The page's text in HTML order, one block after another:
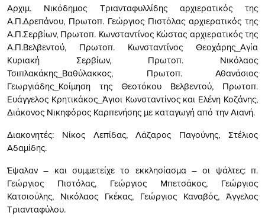
Αρχιμ. Νικόδημος Τριανταφυλλίδης αρχιερατικός της
Α.Π.Δρεπάνου, Πρωτοπ. Γεώργιος Πιστόλας αρχιερατικός της
Α.Π.Σερβίων, Πρωτοπ. Κωνσταντίνος Κώστας αρχιερατικός της
Α.Π.Βελβεντού, Πρωτοπ. Κωνσταντίνος Θεοχάρης_Αγία
Κυριακή Σερβίων, Πρωτοπ. Νικόλαος
Τσιπλακάκης_Βαθύλακκος, Πρωτοπ. Αθανάσιος
Γεωργιάδης_Κοίμηση της Θεοτόκου Βελβεντού, Πρωτοπ.
Ευάγγελος Κρητικάκος_Άγιοι Κωνσταντίνος και Ελένη Κοζάνης,
Διάκονος Νικηφόρος Καρπενήσης με καταγωγή από την Αιανή.
Διακονητές: Νίκος Λεπίδας, Λάζαρος Παγούνης, Στέλιος
Αδαμίδης.
Έψαλαν – και συμμετείχε το εκκλησίασμα – οι ψάλτες: π.
Γεώργιος Πιστόλας, Γεώργιος Μπετσάκος, Γεώργιος
Κατσιούλης, Νικόλαος Γκέκας, Γεώργιος Καναβός, Άγγελος
Τριανταφύλου.